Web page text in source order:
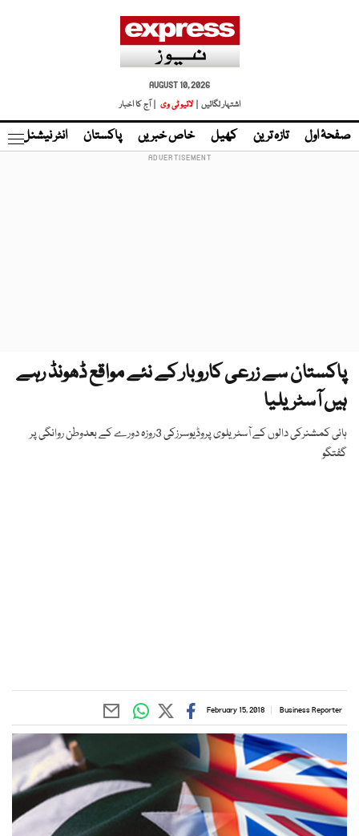
AUGUST 10, 2026
اشتہار لگائیں |
لائیو ٹی وی | آج کا اخبار
صفحۂ اول تازہ ترین کھیل خاص خبریں پاکستان انٹر نیشنل
پاکستان سے زرعی کاروبار کے نئے مواقع ڈھونڈ رہے
ہیں آسٹریلیا
ہائی کمشنرکی دالوں کے آسٹریلوی پروڈیوسرزکی 3روزہ دورے کے بعدوطن روانگی پر
گفتگو
Business Reporter
February 15, 2018